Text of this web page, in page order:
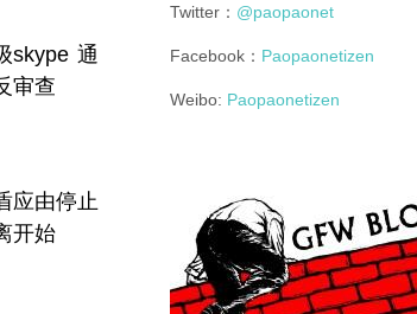
skype 通
审查
应由停止
开始
Twitter： @paopaonet
Facebook： Paopaonetizen
Weibo: Paopaonetizen
gfw_blog_small.jpg